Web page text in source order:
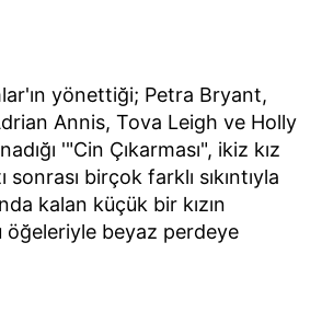
yönettiği; Petra Bryant,
Annis, Tova Leigh ve Holly
'"Cin Çıkarması", ikiz kız
birçok farklı sıkıntıyla
kalan küçük bir kızın
öğeleriyle beyaz perdeye